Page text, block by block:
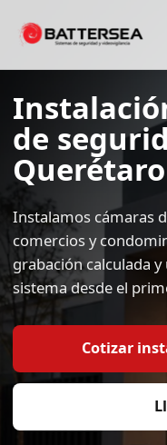
de
Querétaro
Instalamos cámaras
comercios y
grabación calculada
sistema desde el
Cotizar